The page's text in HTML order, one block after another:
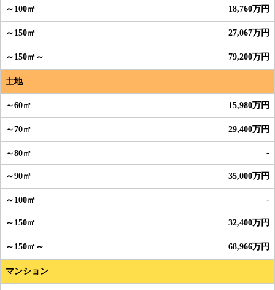
18,760万円
27,067万円
79,200万円
土地
15,980万円
29,400万円
-
35,000万円
-
32,400万円
68,966万円
マンション